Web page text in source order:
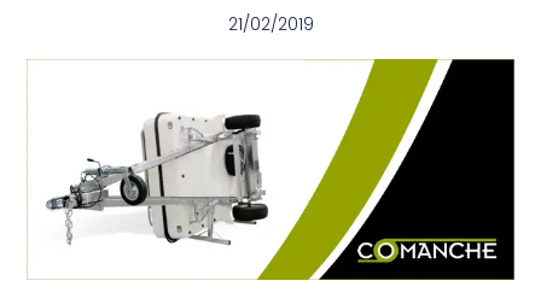
21/02/2019